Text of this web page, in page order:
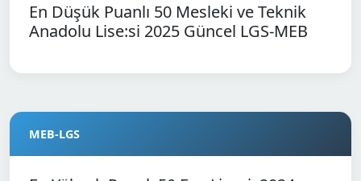
En Düşük Puanlı 50 Mesleki ve Teknik
Anadolu Lise:si 2025 Güncel LGS-MEB
MEB-LGS